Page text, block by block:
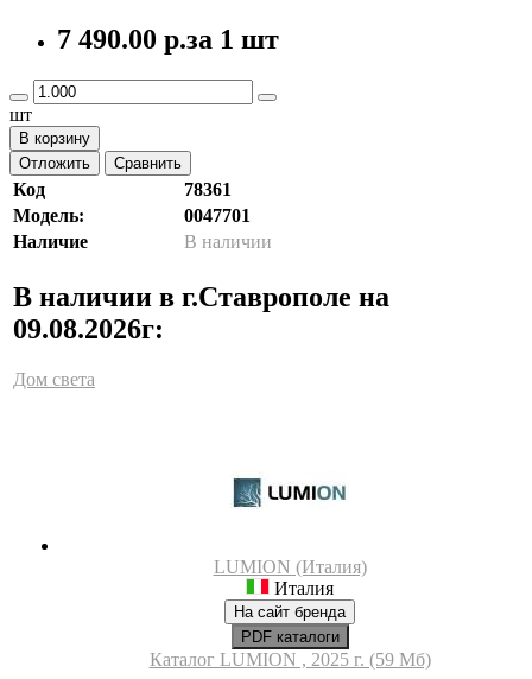
7 490.00 р.за 1 шт
шт
В корзину
Отложить
Сравнить
Код
78361
Модель:
0047701
Наличие
В наличии
В наличии в г.Ставрополе на
09.08.2026г:
Дом света
LUMION (Италия)
Италия
На сайт бренда
PDF каталоги
Каталог LUMION , 2025 г. (59 Мб)